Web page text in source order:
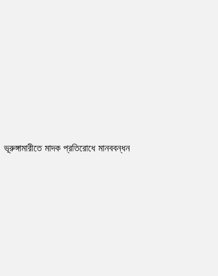
ভূরুঙ্গামারীতে মাদক প্রতিরোধে মানববন্ধন